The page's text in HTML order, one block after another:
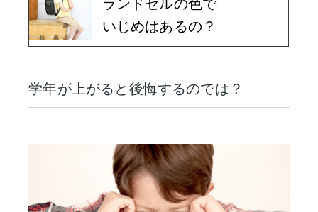
ランドセルの色で
いじめはあるの？
学年が上がると後悔するのでは？